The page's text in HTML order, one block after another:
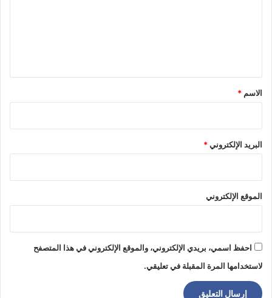
*
الاسم *
البريد الإلكتروني*
الموقع الإلكتروني
احفظ اسمي، بريدي الإلكتروني، والموقع الإلكتروني في هذا المتصفح
لاستخدامها المرة المقبلة في تعليقي.